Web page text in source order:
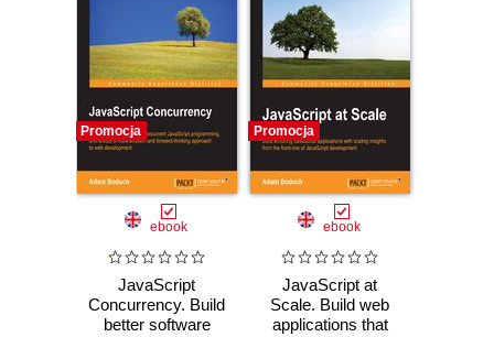
Promocja
ebook
JavaScript
Concurrency. Build
better software
Promocja
ebook
JavaScript at
Scale. Build web
applications that